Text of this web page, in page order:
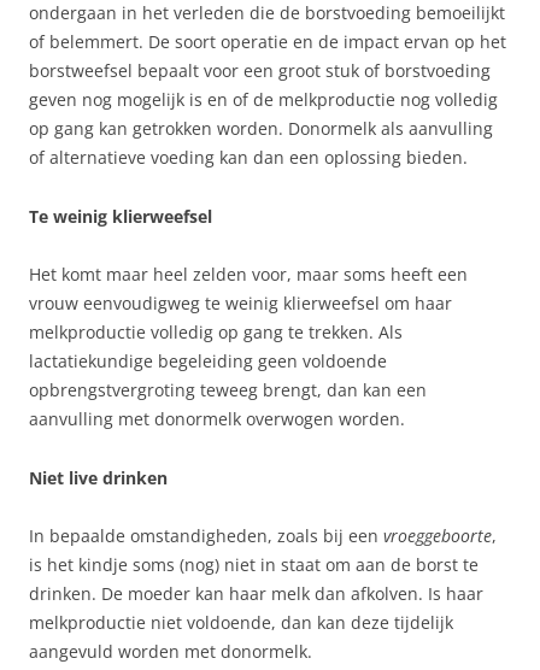
ondergaan in het verleden die de borstvoeding bemoeilijkt
of belemmert. De soort operatie en de impact ervan op het
borstweefsel bepaalt voor een groot stuk of borstvoeding
geven nog mogelijk is en of de melkproductie nog volledig
op gang kan getrokken worden. Donormelk als aanvulling
of alternatieve voeding kan dan een oplossing bieden.
Te weinig klierweefsel
Het komt maar heel zelden voor, maar soms heeft een
vrouw eenvoudigweg te weinig klierweefsel om haar
melkproductie volledig op gang te trekken. Als
lactatiekundige begeleiding geen voldoende
opbrengstvergroting teweeg brengt, dan kan een
aanvulling met donormelk overwogen worden.
Niet live drinken
In bepaalde omstandigheden, zoals bij een vroeggeboorte,
is het kindje soms (nog) niet in staat om aan de borst te
drinken. De moeder kan haar melk dan afkolven. Is haar
melkproductie niet voldoende, dan kan deze tijdelijk
aangevuld worden met donormelk.